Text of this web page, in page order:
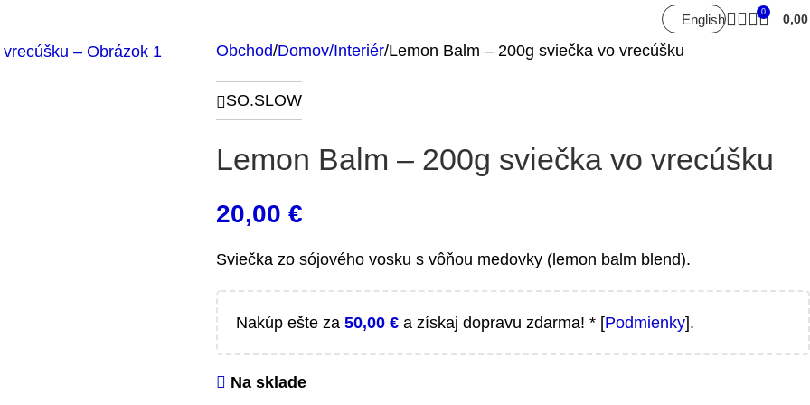
English 0
Obchod Domov/Interiér Lemon Balm – 200g sviečka vo vrecúšku
SO.SLOW
Lemon Balm – 200g sviečka vo vrecúšku
20,00 €
Sviečka zo sójového vosku s vôňou medovky (lemon balm blend).
Nakúp ešte za 50,00 € a získaj dopravu zdarma! * [Podmienky].
Na sklade